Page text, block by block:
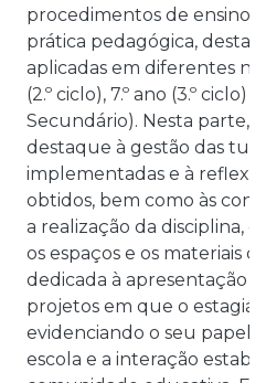
procedimentos de ensino
prática pedagógica,
aplicadas em diferentes
(2.º ciclo), 7.º ano (3.º ciclo)
Secundário). Nesta parte,
destaque à gestão das
implementadas e à
obtidos, bem como às
a realização da disciplina,
os espaços e os materiais
dedicada à apresentação
projetos em que o
evidenciando o seu papel
escola e a interação